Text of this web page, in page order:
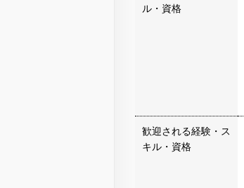
ル・資格
歓迎される経験・ス
キル・資格